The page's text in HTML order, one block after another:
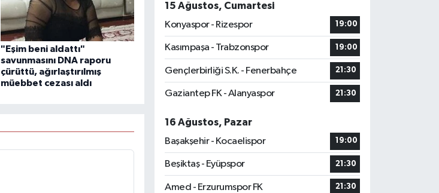
"Eşim beni aldattı"
savunmasını DNA raporu
çürüttü, ağırlaştırılmış
müebbet cezası aldı
15 Ağustos, Cumartesi
Konyaspor - Rizespor
19:00
Kasımpaşa - Trabzonspor 19:00
Gençlerbirliği S.K. - Fenerbahçe 21:30
Gaziantep FK - Alanyaspor 21:30
16 Ağustos, Pazar
Başakşehir - Kocaelispor
19:00
Beşiktaş - Eyüpspor 21:30
Amed - Erzurumspor FK 21:30